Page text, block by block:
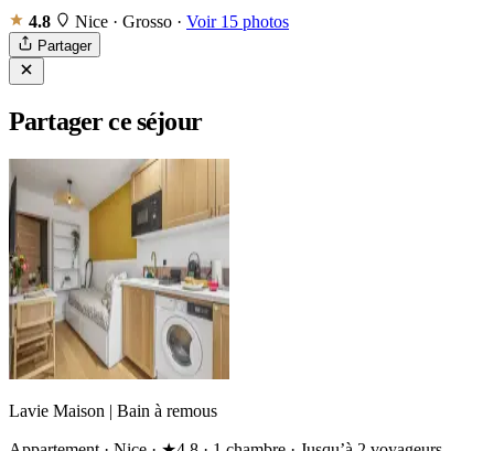
4.8 Nice · Grosso · Voir 15 photos
Partager
Partager ce séjour
Lavie Maison | Bain à remous